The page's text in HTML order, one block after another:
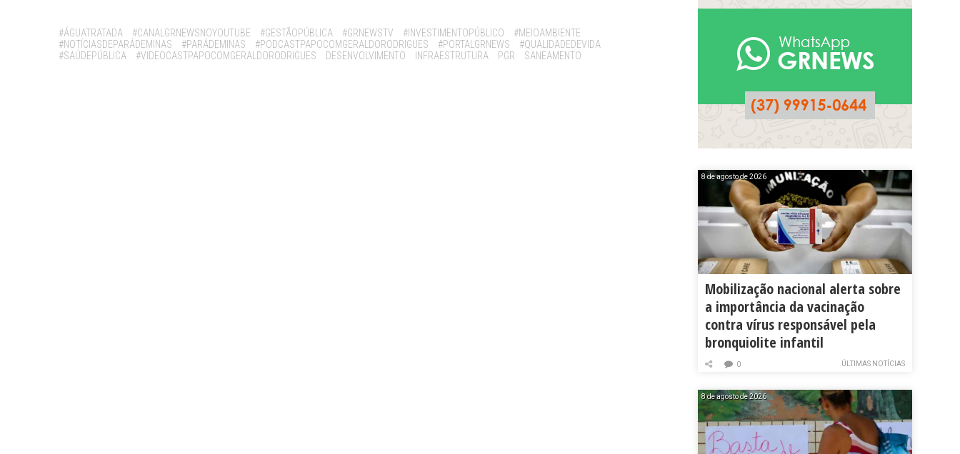
Tags:
#ÁGUATRATADA #CANALGRNEWSNOYOUTUBE #GESTÃOPÚBLICA #GRNEWSTV #INVESTIMENTOPÚBLICO
#MEIOAMBIENTE
#NOTÍCIASDEPARÁDEMINAS
#PARÁDEMINAS #PODCASTPAPOCOMGERALDORODRIGUES #PORTALGRNEWS
#QUALIDADEDEVIDA
#SAÚDEPÚBLICA
#VIDEOCASTPAPOCOMGERALDORODRIGUES DESENVOLVIMENTO INFRAESTRUTURA PGR SANEAMENTO
8 de agosto de 2026
Mobilização nacional alerta sobre
a importância da vacinação
contra vírus responsável pela
bronquiolite infantil
ÚLTIMAS NOTÍCIAS
0
8 de agosto de 2026